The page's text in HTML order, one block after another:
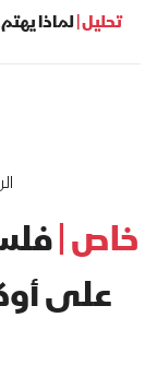
تحليل |لماذا يهتم
خاص |
على